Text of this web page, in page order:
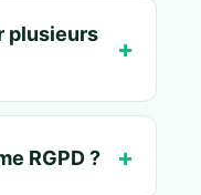
plusieurs
RGPD ?